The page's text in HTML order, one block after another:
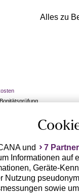
Alles zu
und 7 Partner
Informationen auf
Geräte-
Nutzung
sowie